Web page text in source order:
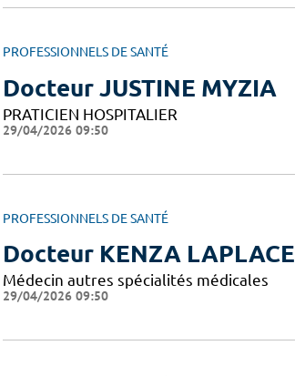
PROFESSIONNELS DE SANTÉ
Docteur JUSTINE MYZIA
PRATICIEN HOSPITALIER
29/04/2026 09:50
PROFESSIONNELS DE SANTÉ
Docteur KENZA LAPLACE
Médecin autres spécialités médicales
29/04/2026 09:50